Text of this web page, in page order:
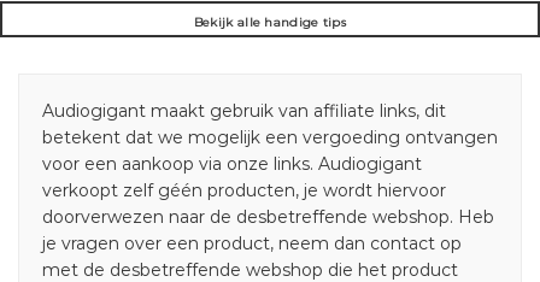
Bekijk alle handige tips
Audiogigant maakt gebruik van affiliate links, dit
betekent dat we mogelijk een vergoeding ontvangen
voor een aankoop via onze links. Audiogigant
verkoopt zelf géén producten, je wordt hiervoor
doorverwezen naar de desbetreffende webshop. Heb
je vragen over een product, neem dan contact op
met de desbetreffende webshop die het product